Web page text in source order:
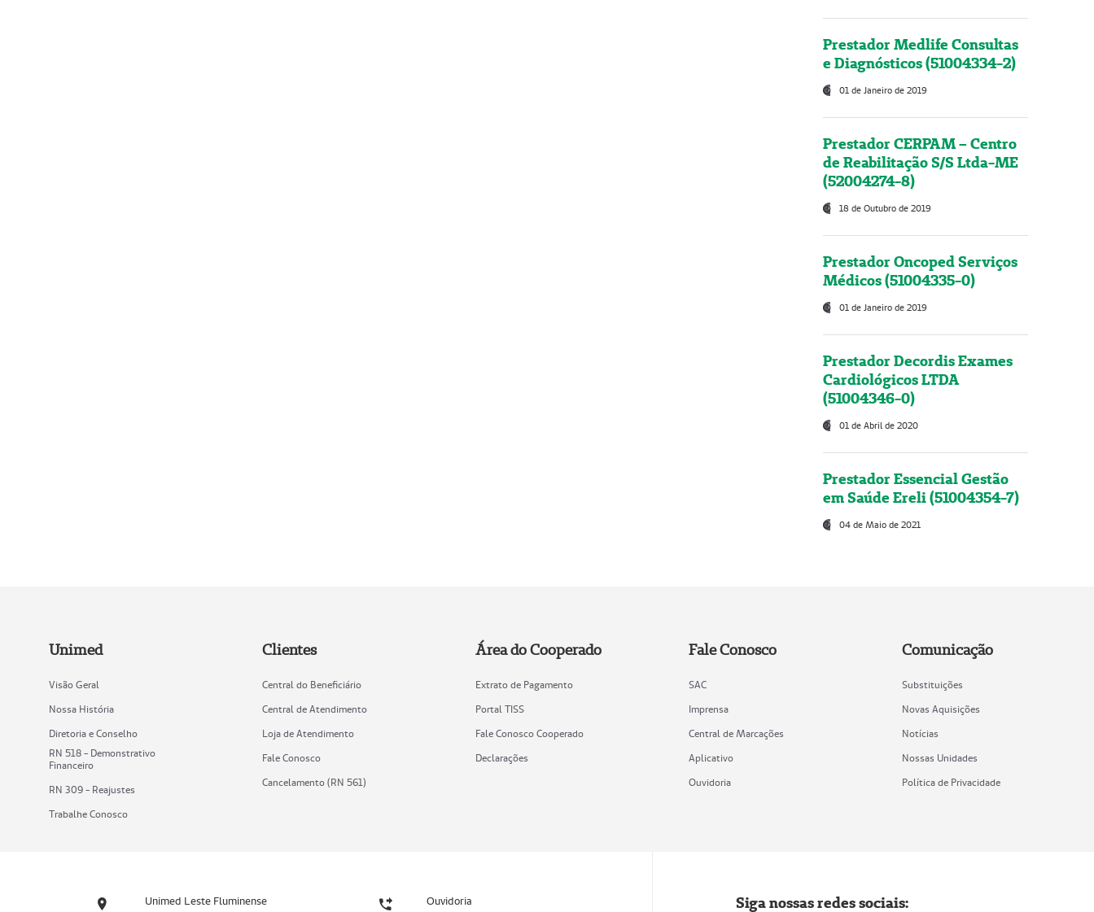
Prestador Medlife Consultas
e Diagnósticos (51004334-2)
01 de Janeiro de 2019
Prestador CERPAM – Centro
de Reabilitação S/S Ltda-ME
(52004274-8)
18 de Outubro de 2019
Prestador Oncoped Serviços
Médicos (51004335-0)
01 de Janeiro de 2019
Prestador Decordis Exames
Cardiológicos LTDA
(51004346-0)
01 de Abril de 2020
Prestador Essencial Gestão
em Saúde Ereli (51004354-7)
04 de Maio de 2021
Unimed
Visão Geral
Nossa História
Diretoria e Conselho
RN 518 - Demonstrativo
Financeiro
RN 309 - Reajustes
Trabalhe Conosco
Clientes
Central do Beneficiário
Central de Atendimento
Loja de Atendimento
Fale Conosco
Cancelamento (RN 561)
Área do Cooperado
Extrato de Pagamento
Portal TISS
Fale Conosco Cooperado
Declarações
Fale Conosco
SAC
Imprensa
Central de Marcações
Aplicativo
Ouvidoria
Comunicação
Substituições
Novas Aquisições
Notícias
Nossas Unidades
Política de Privacidade
Unimed Leste Fluminense Ouvidoria Siga nossas redes sociais: